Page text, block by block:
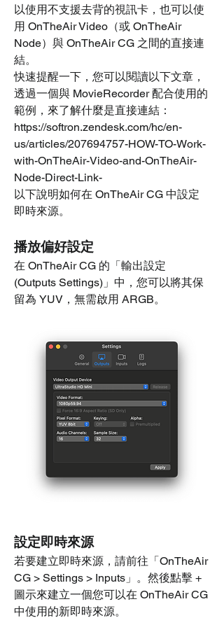
以使用不支援去背的視訊卡，也可以使
用 OnTheAir Video（或 OnTheAir
Node）與 OnTheAir CG 之間的直接連
結。
快速提醒一下，您可以閱讀以下文章，
透過一個與 MovieRecorder 配合使用的
https://softron.zendesk.com/hc/en-
us/articles/207694757-HOW-TO-Work-
with-OnTheAir-Video-and-OnTheAir-
Node-Direct-Link-
以下說明如何在 OnTheAir CG 中設定
即時來源。
播放偏好設定
在 OnTheAir CG 的「輸出設定
(Outputs Settings)」中，您可以將其保
留為 YUV，無需啟用 ARGB。
設定即時來源
若要建立即時來源，請前往「OnTheAir
CG > Settings > Inputs」。然後點擊 +
圖示來建立一個您可以在 OnTheAir CG
中使用的新即時來源。